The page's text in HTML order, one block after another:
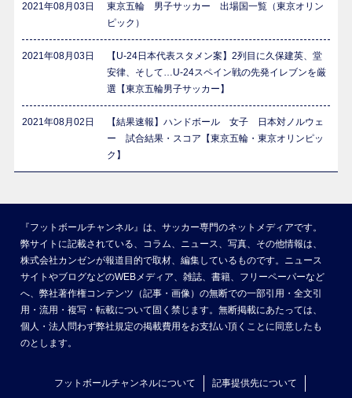
2021年08月03日
東京五輪 男子サッカー 出場国一覧（東京オリン
ピック）
2021年08月03日
【U-24日本代表スタメン案】2列目に久保建英、堂
安律、そして…U-24スペイン戦の先発イレブンを厳
選【東京五輪男子サッカー】
2021年08月02日
【結果速報】ハンドボール 女子 日本対ノルウェ
ー 試合結果・スコア【東京五輪・東京オリンピッ
ク】
『フットボールチャンネル』は、サッカー専門のネットメディアです。
弊サイトに記載されている、コラム、ニュース、写真、その他情報は、
株式会社カンゼンが報道目的で取材、編集しているものです。ニュース
サイトやブログなどのWEBメディア、雑誌、書籍、フリーペーパーなど
へ、弊社著作権コンテンツ（記事・画像）の無断での一部引用・全文引
用・流用・複写・転載について固く禁じます。無断掲載にあたっては、
個人・法人問わず弊社規定の掲載費用をお支払い頂くことに同意したも
のとします。
フットボールチャンネルについて 記事提供先について